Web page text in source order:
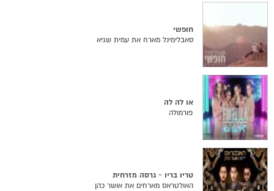
חופשי
סאבלימינל מארח את עמית שגיא
או לה לה
פורמולה
טריו בריו - גרסה מזרחית
האולטראס מארחים את אושר כהן